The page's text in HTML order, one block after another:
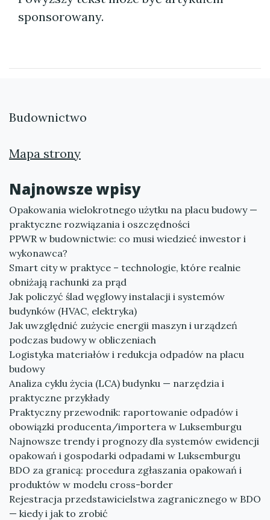
sponsorowany.
Budownictwo
Mapa strony
Najnowsze wpisy
Opakowania wielokrotnego użytku na placu budowy —
praktyczne rozwiązania i oszczędności
PPWR w budownictwie: co musi wiedzieć inwestor i
wykonawca?
Smart city w praktyce – technologie, które realnie
obniżają rachunki za prąd
Jak policzyć ślad węglowy instalacji i systemów
budynków (HVAC, elektryka)
Jak uwzględnić zużycie energii maszyn i urządzeń
podczas budowy w obliczeniach
Logistyka materiałów i redukcja odpadów na placu
budowy
Analiza cyklu życia (LCA) budynku — narzędzia i
praktyczne przykłady
Praktyczny przewodnik: raportowanie odpadów i
obowiązki producenta/importera w Luksemburgu
Najnowsze trendy i prognozy dla systemów ewidencji
opakowań i gospodarki odpadami w Luksemburgu
BDO za granicą: procedura zgłaszania opakowań i
produktów w modelu cross-border
Rejestracja przedstawicielstwa zagranicznego w BDO
— kiedy i jak to zrobić